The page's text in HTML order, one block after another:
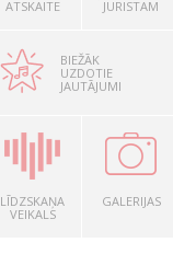
ATSKAITE
JURISTAM
BIEŽĀK
UZDOTIE
JAUTĀJUMI
LĪDZSKAŅA
VEIKALS
GALERIJAS